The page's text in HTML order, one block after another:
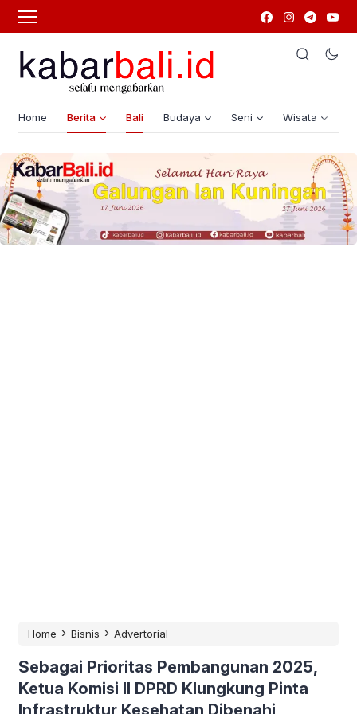
Home Berita Bali Budaya Seni Wisata
Home › Bisnis › Advertorial
Sebagai Prioritas Pembangunan 2025,
Ketua Komisi II DPRD Klungkung Pinta